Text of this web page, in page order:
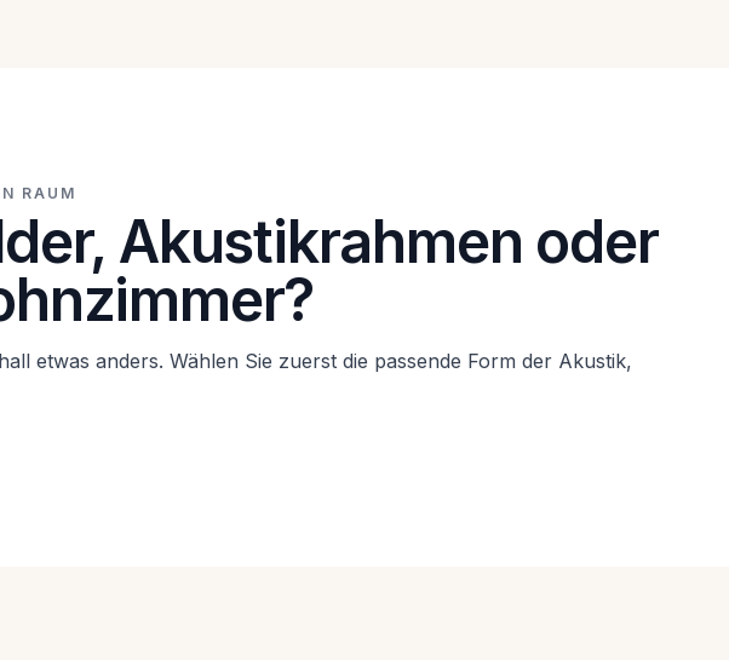
RAUM
Akustikrahmen oder
etwas anders. Wählen Sie zuerst die passende Form der Akustik,